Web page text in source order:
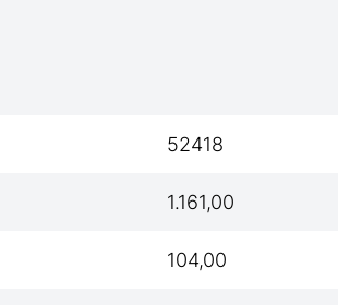
52418
1.161,00
104,00